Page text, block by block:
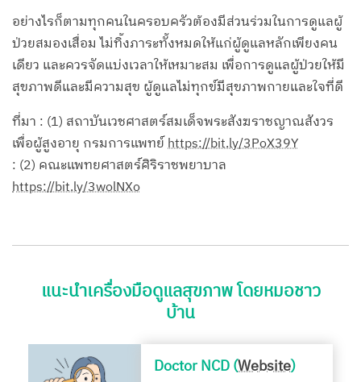
อย่างไรก็ตามทุกคนในครอบครัวต้องมีส่วนร่วมในการดูแลผู้
ป่วยสมองเสื่อม ไม่ทิ้งภาระทั้งหมดให้แก่ผู้ดูแลหลักเพียงคน
เดียว และควรจัดแบ่งเวลาให้เหมาะสม เพื่อการดูแลผู้ป่วยให้มี
สุขภาพดีและมีความสุข ผู้ดูแลไม่ทุกข์มีสุขภาพกายและใจที่ดี
ที่มา : (1) สถาบันเวชศาสตร์สมเด็จพระสังฆราชญาณสังวร
เพื่อผู้สูงอายุ กรมการแพทย์https://bit.ly/3PoX39Y
: (2) คณะแพทยศาสตร์ศิริราชพยาบาล
https://bit.ly/3wolNXo
แนะนำเครื่องมือดูแลสุขภาพ โดยหมอชาว
บ้าน
Doctor NCD (Website)